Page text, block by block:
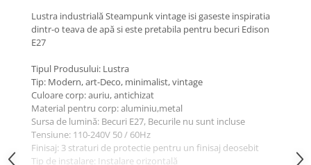
Lustra industrială Steampunk vintage isi gaseste inspiratia
dintr-o teava de apă si este pretabila pentru becuri Edison
E27
Tipul Produsului: Lustra
Tip: Modern, art-Deco, minimalist, vintage
Culoare corp: auriu, antichizat
Material pentru corp: aluminiu,metal
Sursa de lumină: Becuri E27, Becurile nu sunt incluse
Tensiune: 110-240V 50 / 60Hz
Finisaj: 3 straturi de protectie pentru un finisaj deosebit
Tip de instalare: Instalare orizontală